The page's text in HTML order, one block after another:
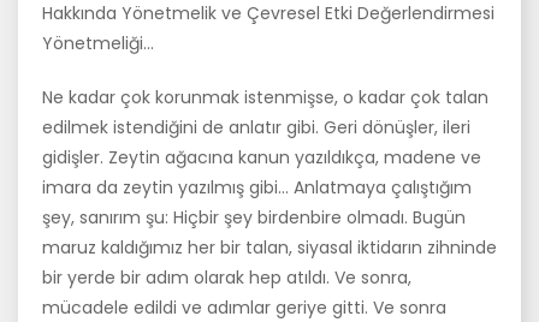
Hakkında Yönetmelik ve Çevresel Etki Değerlendirmesi
Yönetmeliği…
Ne kadar çok korunmak istenmişse, o kadar çok talan
edilmek istendiğini de anlatır gibi. Geri dönüşler, ileri
gidişler. Zeytin ağacına kanun yazıldıkça, madene ve
imara da zeytin yazılmış gibi… Anlatmaya çalıştığım
şey, sanırım şu: Hiçbir şey birdenbire olmadı. Bugün
maruz kaldığımız her bir talan, siyasal iktidarın zihninde
bir yerde bir adım olarak hep atıldı. Ve sonra,
mücadele edildi ve adımlar geriye gitti. Ve sonra